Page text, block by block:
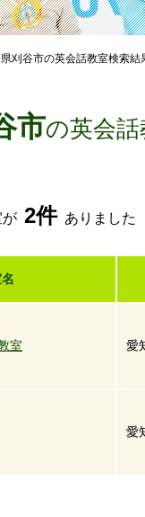
刈谷市の英会話教室検索結
市の英会
が 2件 ありました
室 愛
愛